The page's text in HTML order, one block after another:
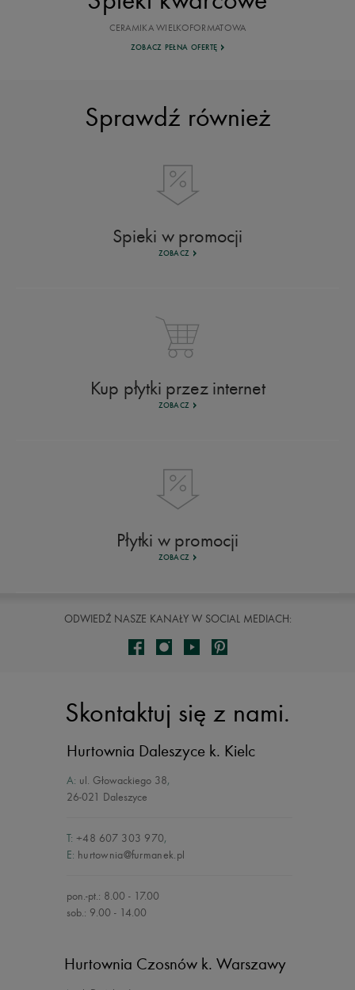
CERAMIKA WIELKOFORMATOWA
ZOBACZ PEŁNA OFERTĘ
Sprawdź również
Spieki w promocji
ZOBACZ
Kup płytki przez internet
ZOBACZ
Płytki w promocji
ZOBACZ
ODWIEDŹ NASZE KANAŁY W SOCIAL MEDIACH:
Skontaktuj się z nami.
Hurtownia Daleszyce k. Kielc
A: ul. Głowackiego 38,
26-021 Daleszyce
T: +48 607 303 970,
E: hurtownia@furmanek.pl
pon.-pt.: 8.00 - 17.00
sob.: 9.00 - 14.00
Hurtownia Czosnów k. Warszawy